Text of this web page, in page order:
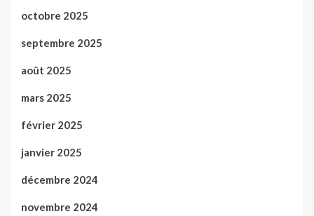
octobre 2025
septembre 2025
août 2025
mars 2025
février 2025
janvier 2025
décembre 2024
novembre 2024